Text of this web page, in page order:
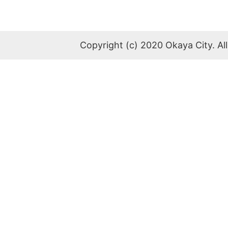
Copyright (c) 2020 Okaya City.